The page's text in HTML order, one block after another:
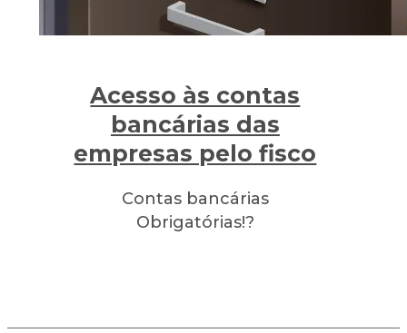
Acesso às contas
bancárias das
empresas pelo fisco
Contas bancárias
Obrigatórias!?